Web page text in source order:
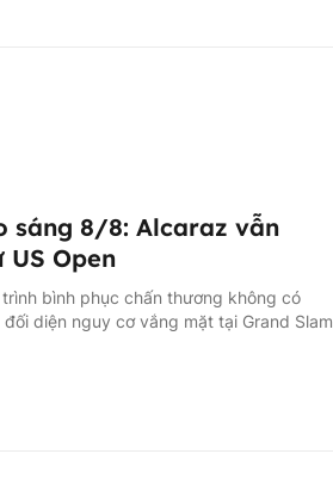
sáng 8/8: Alcaraz vẫn
Open
bình phục chấn thương không có
diện nguy cơ vắng mặt tại Grand Slam